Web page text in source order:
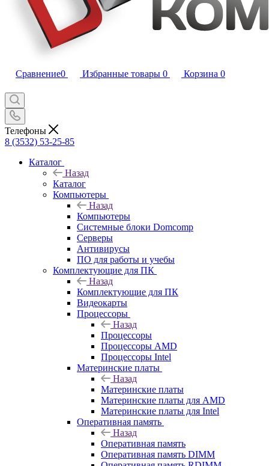
Сравнение0 Избранные товары 0 Корзина 0
Телефоны
8 (3532) 53-25-85
Каталог
Назад
Каталог
Компьютеры
Назад
Компьютеры
Системные блоки Domcomp
Серверы
Антивирусы
ПО для работы и учебы
Комплектующие для ПК
Назад
Комплектующие для ПК
Видеокарты
Процессоры
Назад
Процессоры
Процессоры AMD
Процессоры Intel
Материнские платы
Назад
Материнские платы
Материнские платы для AMD
Материнские платы для Intel
Оперативная память
Назад
Оперативная память
Оперативная память DIMM